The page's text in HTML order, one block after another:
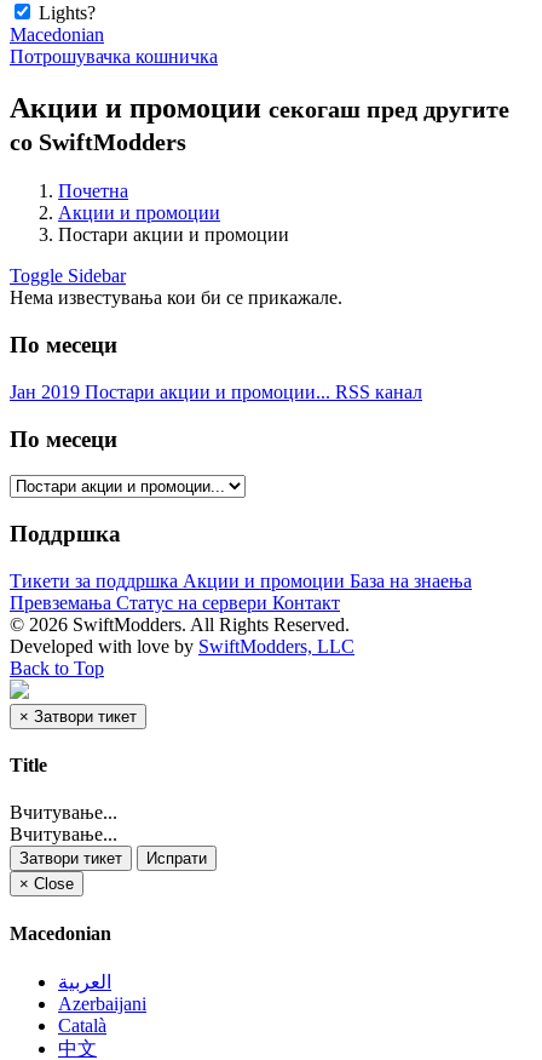
Lights?
Macedonian
Потрошувачка кошничка
Акции и промоции секогаш пред другите
со SwiftModders
Почетна
Акции и промоции
Постари акции и промоции
Toggle Sidebar
Нема известувања кои би се прикажале.
По месеци
Јан 2019 Постари акции и промоции... RSS канал
По месеци
Поддршка
Тикети за поддршка Акции и промоции База на знаења
Превземања Статус на сервери Контакт
© 2026 SwiftModders. All Rights Reserved.
Developed with love by SwiftModders, LLC
Back to Top
× Затвори тикет
Title
Вчитување...
Вчитување...
Затвори тикет
Испрати
× Close
Macedonian
العربية
Azerbaijani
Català
中文